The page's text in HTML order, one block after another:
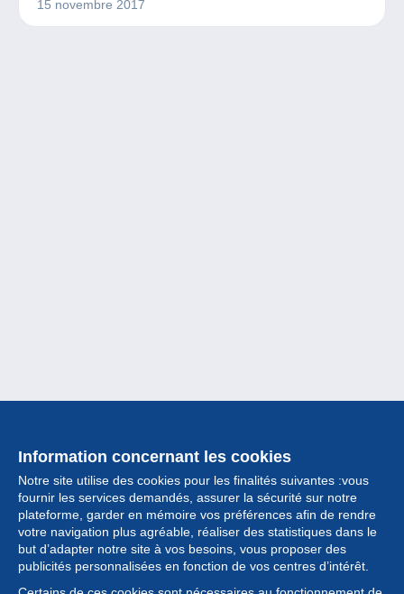
15 novembre 2017
Information concernant les cookies
Notre site utilise des cookies pour les finalités suivantes :vous
fournir les services demandés, assurer la sécurité sur notre
plateforme, garder en mémoire vos préférences afin de rendre
votre navigation plus agréable, réaliser des statistiques dans le
but d’adapter notre site à vos besoins, vous proposer des
publicités personnalisées en fonction de vos centres d’intérêt.
Collection